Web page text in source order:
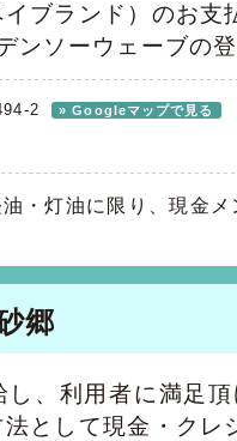
ブランド）のお支
ンソーウェーブの
2 » Googleマップで見る
・灯油に限り、現金
郷
し、利用者に満足
法として現金・ク